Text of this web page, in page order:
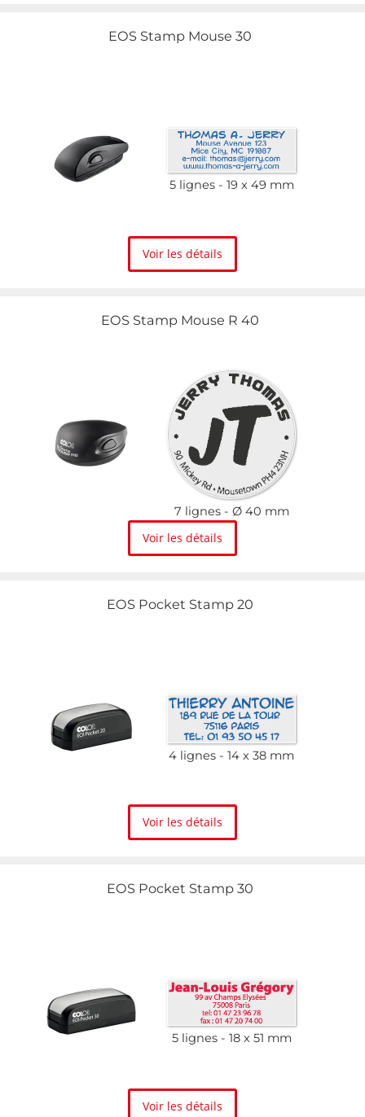
EOS Stamp Mouse 30
5 lignes 19 x 49 mm
Voir les détails
EOS Stamp Mouse R 40
7 lignes Ø 40 mm
Voir les détails
EOS Pocket Stamp 20
4 lignes 14 x 38 mm
Voir les détails
EOS Pocket Stamp 30
5 lignes 18 x 51 mm
Voir les détails